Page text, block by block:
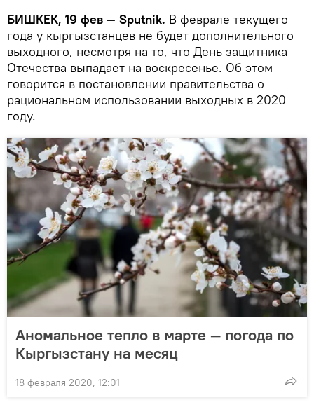
БИШКЕК, 19 фев — Sputnik. В феврале текущего
года у кыргызстанцев не будет дополнительного
выходного, несмотря на то, что День защитника
Отечества выпадает на воскресенье. Об этом
говорится в постановлении правительства о
рациональном использовании выходных в 2020
году.
Аномальное тепло в марте — погода по
Кыргызстану на месяц
18 февраля 2020, 12:01